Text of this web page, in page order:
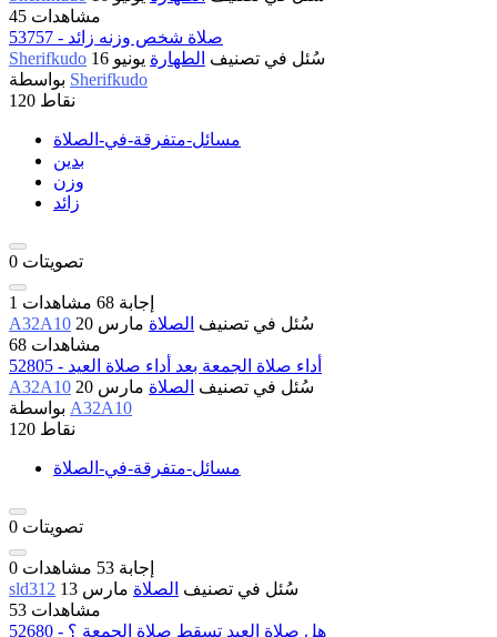
45 مشاهدات
53757 - صلاة شخص وزنه زائد
Sherifkudo
سُئل في تصنيف الطهارة يونيو 16
Sherifkudo
120 نقاط
مسائل-متفرقة-في-الصلاة
بدين
وزن
زائد
0 تصويتات
1 إجابة 68 مشاهدات
A32A10
سُئل في تصنيف الصلاة مارس 20
68 مشاهدات
52805 - أداء صلاة الجمعة بعد أداء صلاة العيد
A32A10
سُئل في تصنيف الصلاة مارس 20
A32A10
120 نقاط
مسائل-متفرقة-في-الصلاة
0 تصويتات
0 إجابة 53 مشاهدات
sld312
سُئل في تصنيف الصلاة مارس 13
53 مشاهدات
52680 - هل صلاة العيد تسقط صلاة الجمعة ؟